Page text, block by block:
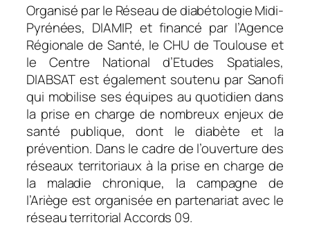
Organisé par le Réseau de diabétologie Midi-
Pyrénées, DIAMIP, et financé par l’Agence
Régionale de Santé, le CHU de Toulouse et
le Centre National d’Etudes Spatiales,
DIABSAT est également soutenu par Sanofi
qui mobilise ses équipes au quotidien dans
la prise en charge de nombreux enjeux de
santé publique, dont le diabète et la
prévention. Dans le cadre de l’ouverture des
réseaux territoriaux à la prise en charge de
la maladie chronique, la campagne de
l’Ariège est organisée en partenariat avec le
réseau territorial Accords 09.